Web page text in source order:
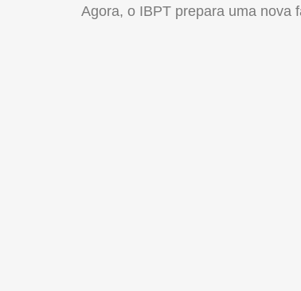
Agora, o IBPT prepara uma nova